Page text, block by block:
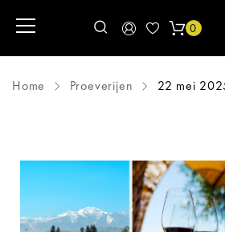
0
Home Proeverijen 22 mei